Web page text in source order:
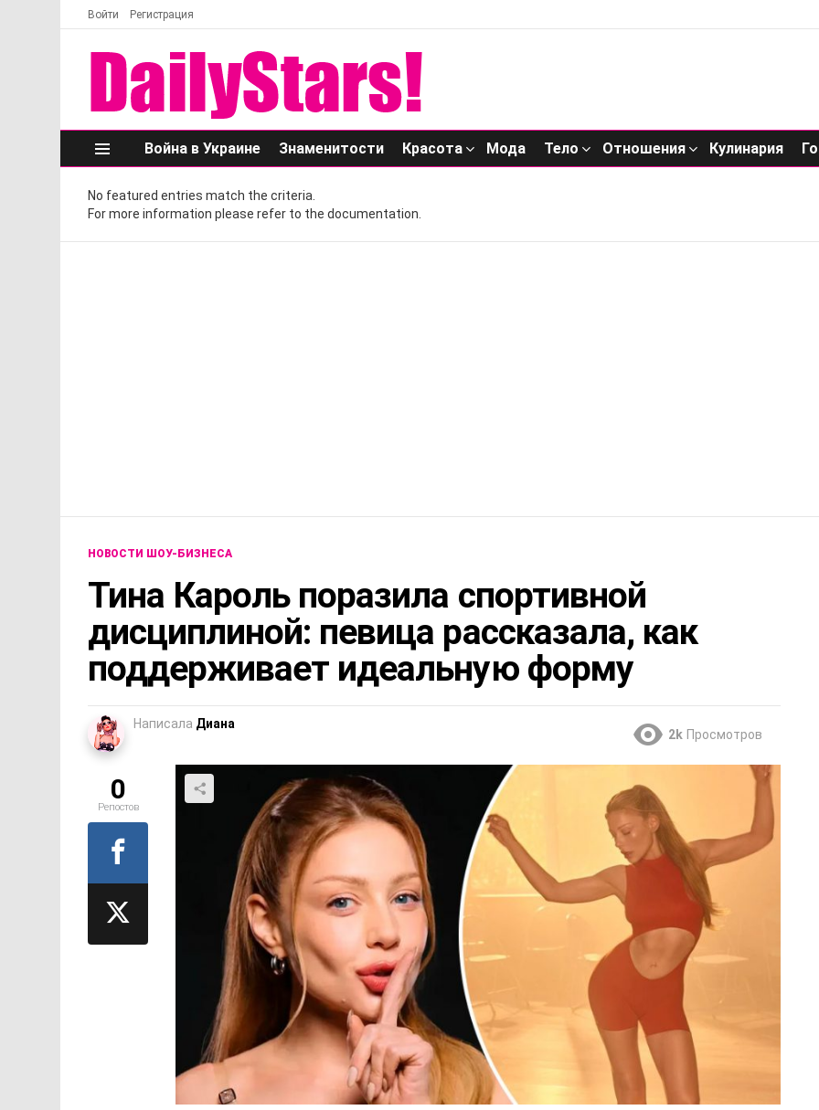
Войти Регистрация
Меню
Война в Украине Знаменитости Красота Мода Тело Отношения Кулинария
No featured entries match the criteria.
For more information please refer to the documentation.
НОВОСТИ ШОУ-БИЗНЕСА
Тина Кароль поразила спортивной
дисциплиной: певица рассказала, как
поддерживает идеальную форму
Написала Диана
2k Просмотров
0
Репостов